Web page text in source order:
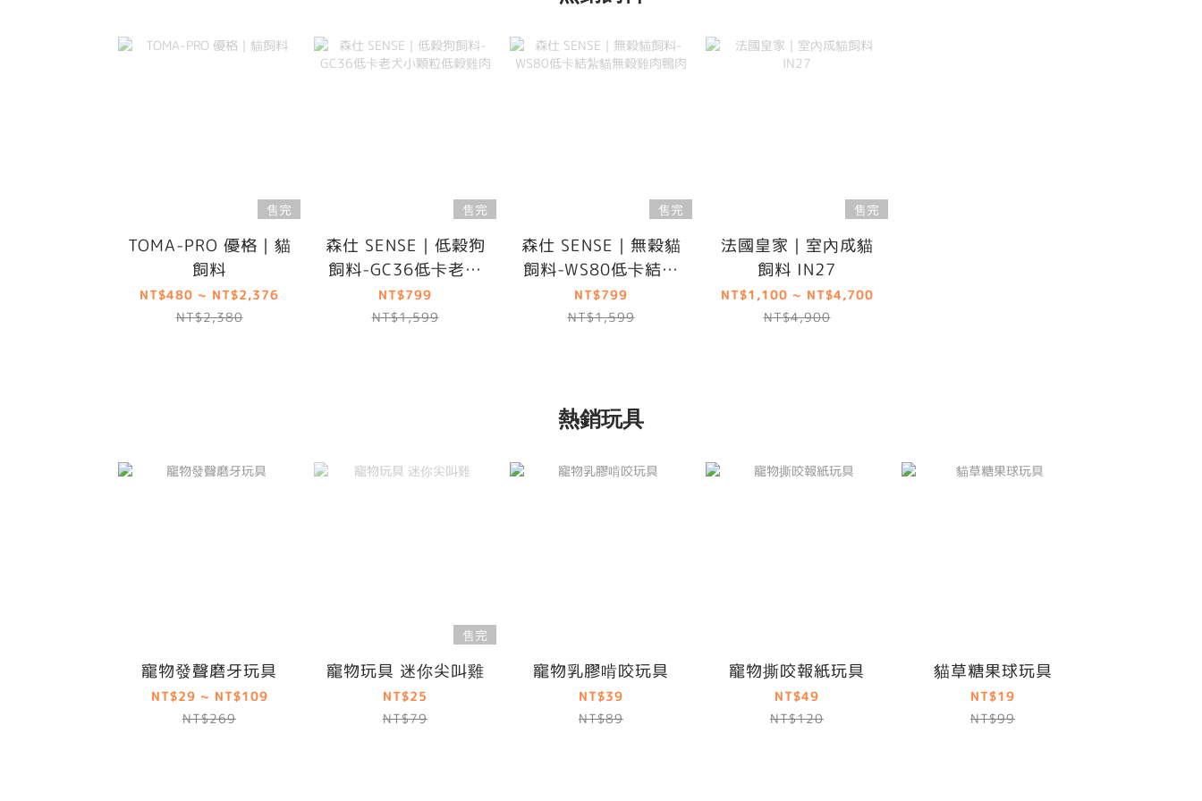
售完
TOMA-PRO 優格｜貓
飼料
NT$480 ~ NT$2,376
NT$2,380
售完
森仕 SENSE｜低穀狗
飼料-GC36低卡老犬
小顆粒低穀雞肉
NT$799
NT$1,599
售完
森仕 SENSE｜無穀貓
飼料-WS80低卡結紮
貓無穀雞肉鴨肉
NT$799
NT$1,599
售完
法國皇家｜室內成貓
飼料 IN27
NT$1,100 ~ NT$4,700
NT$4,900
熱銷玩具
寵物發聲磨牙玩具
NT$29 ~ NT$109
NT$269
售完
寵物玩具 迷你尖叫雞
NT$25
NT$79
寵物乳膠啃咬玩具
NT$39
NT$89
寵物撕咬報紙玩具
NT$49
NT$120
貓草糖果球玩具
NT$19
NT$99